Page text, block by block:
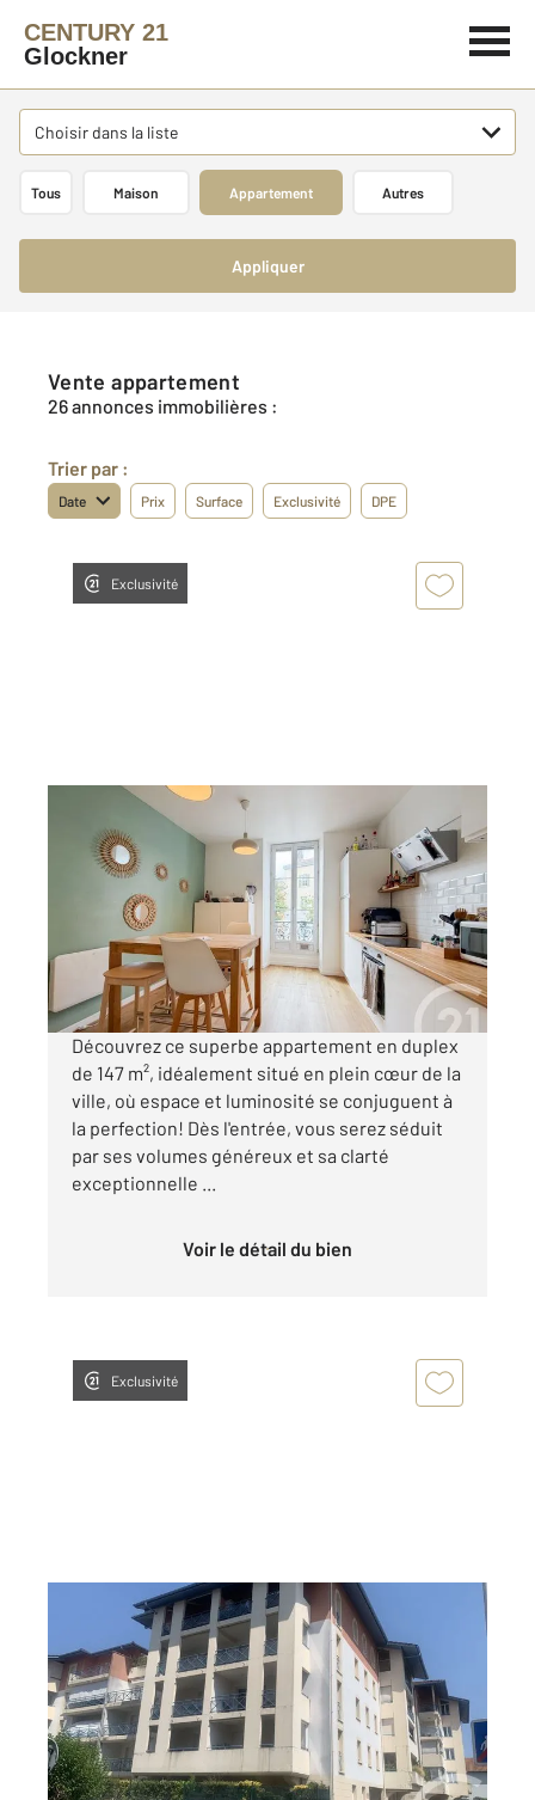
CENTURY 21
Glockner
Choisir dans la liste
Tous Maison Appartement Autres
Appliquer
Vente appartement
26 annonces immobilières :
Trier par :
Date Prix Surface Exclusivité DPE
Exclusivité
147,07 m
, 6 pièces
Ref : 25159
Appartement Chambre à vendre
339 000 €
Visiter le site dédié
Découvrez ce superbe appartement en duplex
de 147 m², idéalement situé en plein cœur de la
ville, où espace et luminosité se conjuguent à
la perfection! Dès l'entrée, vous serez séduit
par ses volumes généreux et sa clarté
exceptionnelle ...
Voir le détail du bien
Exclusivité
DAX 40
63,65 m
, 3 pièces
Ref : 25276
Appartement F3 à vendre
225 000 €
Visiter le site dédié